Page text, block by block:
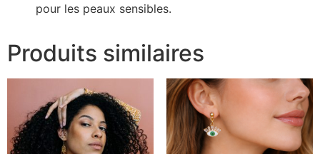
pour les peaux sensibles.
Produits similaires